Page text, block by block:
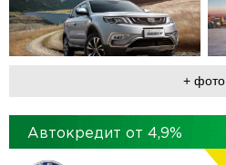
+ фото
Автокредит от 4,9%